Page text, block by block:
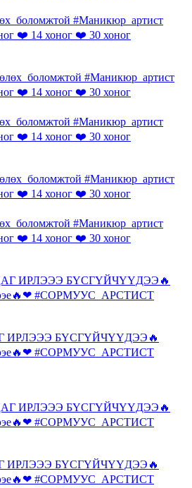
#Маникюр_артист
❤️ 14 хоног ❤️ 30 хоног
#Маникюр_артист
❤️ 14 хоног ❤️ 30 хоног
#Маникюр_артист
❤️ 14 хоног ❤️ 30 хоног
ИРЛЭЭЭ БҮСГҮЙЧҮҮДЭЭ🔥
#СОРМУУС_АРСТИСТ
ИРЛЭЭЭ БҮСГҮЙЧҮҮДЭЭ🔥
#СОРМУУС_АРСТИСТ